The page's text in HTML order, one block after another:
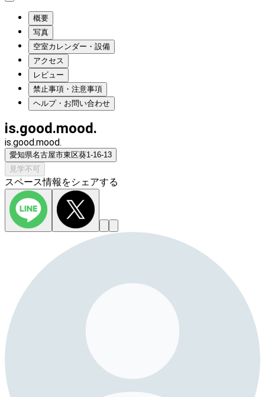
概要
写真
空室カレンダー・設備
アクセス
レビュー
禁止事項・注意事項
ヘルプ・お問い合わせ
is.good.mood.
is.good.mood.
愛知県名古屋市東区葵1-16-13
見学不可
スペース情報をシェアする